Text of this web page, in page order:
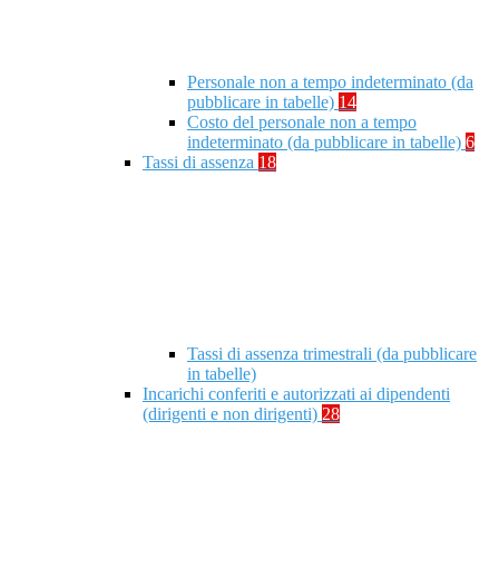
Personale non a tempo indeterminato (da
pubblicare in tabelle) 14
Costo del personale non a tempo
indeterminato (da pubblicare in tabelle) 6
Tassi di assenza 18
Tassi di assenza trimestrali (da pubblicare
in tabelle)
Incarichi conferiti e autorizzati ai dipendenti
(dirigenti e non dirigenti) 28